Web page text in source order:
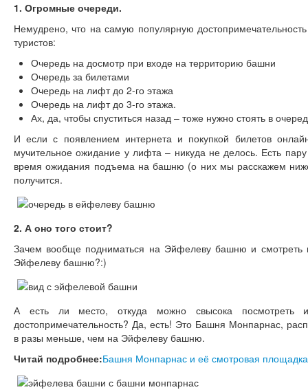
1. Огромные очереди.
Немудрено, что на самую популярную
туристов:
Очередь на досмотр при входе на территорию башни
Очередь за билетами
Очередь на лифт до 2-го этажа
Очередь на лифт до 3-го этажа.
Ах, да, чтобы спуститься назад – тоже нужно стоять в
И если с появлением интернета и покупкой билетов
мучительное ожидание у лифта – никуда не делось. Есть
время ожидания подъема на башню (о них мы расскажем
получится.
2. А оно того стоит?
Зачем вообще подниматься на Эйфелеву башню и
Эйфелеву башню?:)
А есть ли место, откуда можно свысока
достопримечательность? Да, есть! Это Башня Монпарнас,
в разы меньше, чем на Эйфелеву башню.
Читай подробнее:Башня Монпарнас и её смотровая площадка